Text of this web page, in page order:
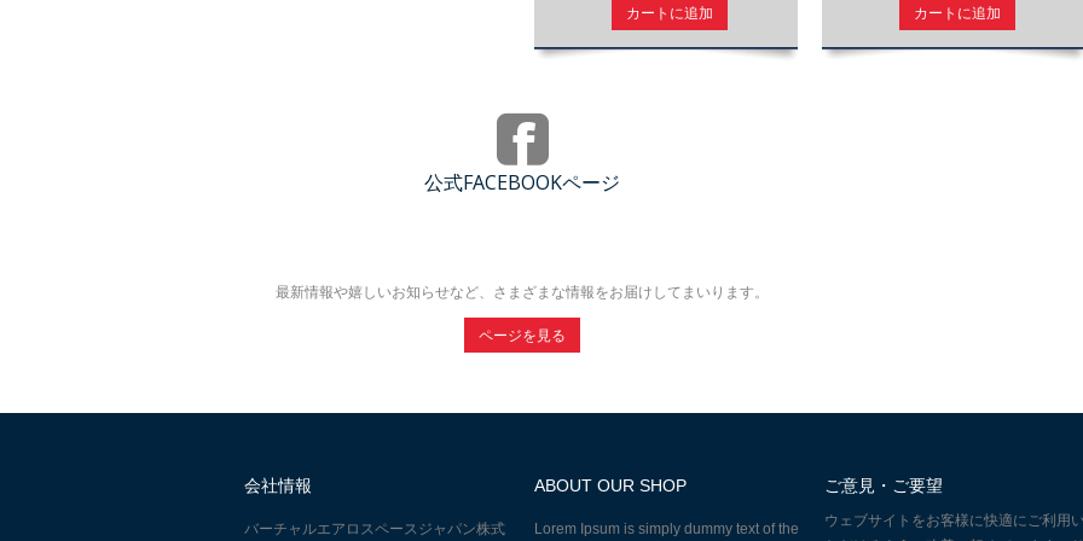
カートに追加 カートに追加
公式FACEBOOKページ
最新情報や嬉しいお知らせなど、さまざまな情報をお届けしてまいります。
ページを見る
会社情報
バーチャルエアロスペースジャパン株式
ABOUT OUR SHOP
Lorem Ipsum is simply dummy text of the
ご意見・ご要望
ウェブサイトをお客様に快適にご利用